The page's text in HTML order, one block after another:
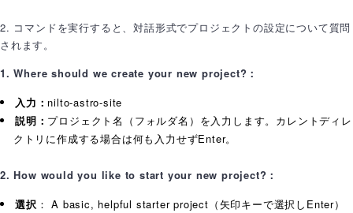
2. コマンドを実行すると、対話形式でプロジェクトの設定について質問
されます。
1. Where should we create your new project?：
入力： nilto-astro-site
説明： プロジェクト名（フォルダ名）を入力します。カレントディレ
クトリに作成する場合は何も入力せずEnter。
2. How would you like to start your new project?：
選択 ： A basic, helpful starter project（矢印キーで選択しEnter）